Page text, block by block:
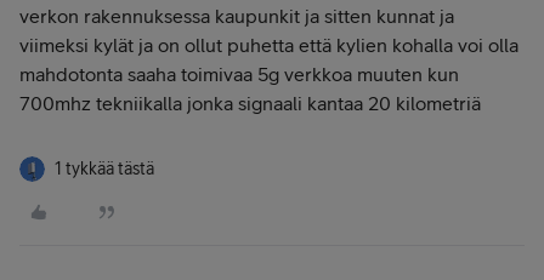
verkon rakennuksessa kaupunkit ja sitten kunnat ja
viimeksi kylät ja on ollut puhetta että kylien kohalla voi olla
mahdotonta saaha toimivaa 5g verkkoa muuten kun
700mhz tekniikalla jonka signaali kantaa 20 kilometriä
1 tykkää tästä